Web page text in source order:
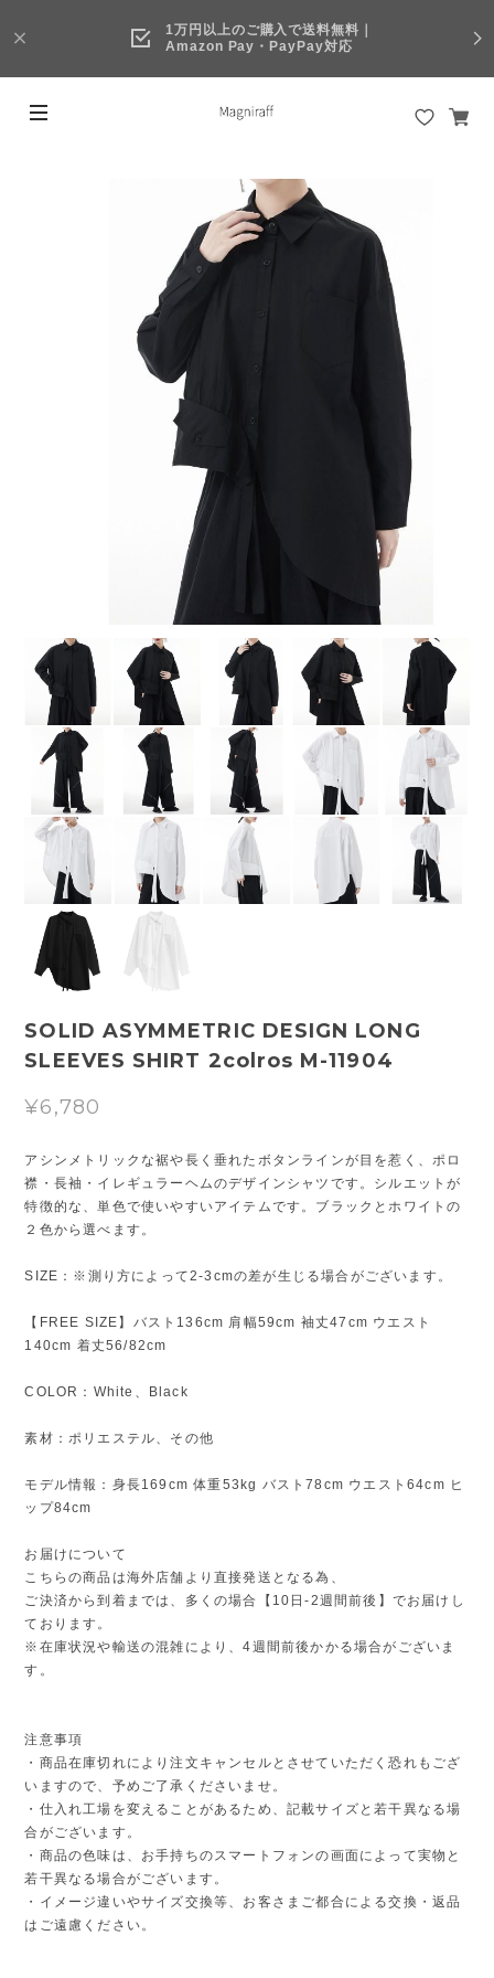
1万円以上のご購入で送料無料｜
Amazon Pay・PayPay対応
SOLID ASYMMETRIC DESIGN LONG
SLEEVES SHIRT 2colros M-11904
¥6,780
アシンメトリックな裾や長く垂れたボタンラインが目を惹く、ポロ
襟・長袖・イレギュラーヘムのデザインシャツです。シルエットが
特徴的な、単色で使いやすいアイテムです。ブラックとホワイトの
２色から選べます。
SIZE：※測り方によって2-3cmの差が生じる場合がございます。
【FREE SIZE】バスト136cm 肩幅59cm 袖丈47cm ウエスト
140cm 着丈56/82cm
COLOR：White、Black
素材：ポリエステル、その他
モデル情報：身長169cm 体重53kg バスト78cm ウエスト64cm ヒ
ップ84cm
お届けについて
こちらの商品は海外店舗より直接発送となる為、
ご決済から到着までは、多くの場合【10日-2週間前後】でお届けし
ております。
※在庫状況や輸送の混雑により、4週間前後かかる場合がございま
す。
注意事項
・商品在庫切れにより注文キャンセルとさせていただく恐れもござ
いますので、予めご了承くださいませ。
・仕入れ工場を変えることがあるため、記載サイズと若干異なる場
合がございます。
・商品の色味は、お手持ちのスマートフォンの画面によって実物と
若干異なる場合がございます。
・イメージ違いやサイズ交換等、お客さまご都合による交換・返品
はご遠慮ください。